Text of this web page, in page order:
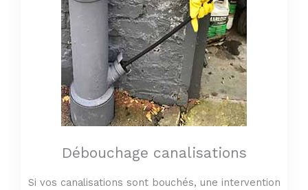
Débouchage canalisations
Si vos canalisations sont bouchés, une intervention